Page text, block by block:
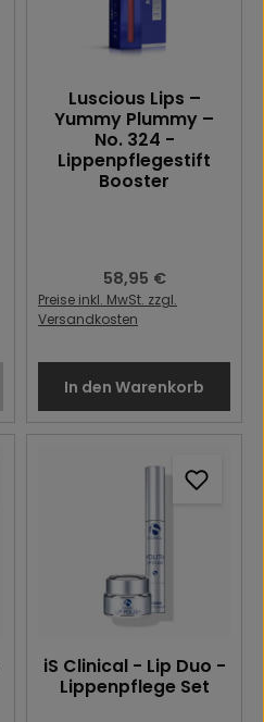
Luscious Lips –
Yummy Plummy –
No. 324 -
Lippenpflegestift
Booster
Regulärer Preis:
58,95 €
Preise inkl. MwSt. zzgl.
Versandkosten
In den Warenkorb
iS Clinical - Lip Duo -
Lippenpflege Set